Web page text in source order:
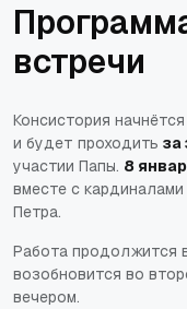
встречи
Консистория начнётся
и будет проходить за
участии Папы. 8
вместе с
Петра.
Работа продолжится
возобновится во
вечером.